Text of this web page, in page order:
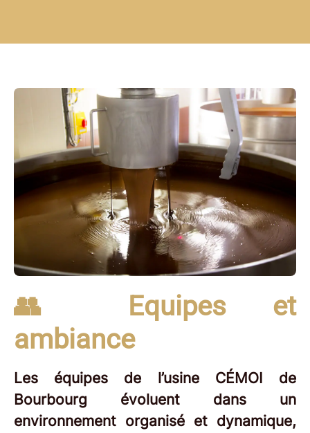
👥 Equipes et
ambiance
Les équipes de l’usine CÉMOI de
Bourbourg évoluent dans un
environnement organisé et dynamique,